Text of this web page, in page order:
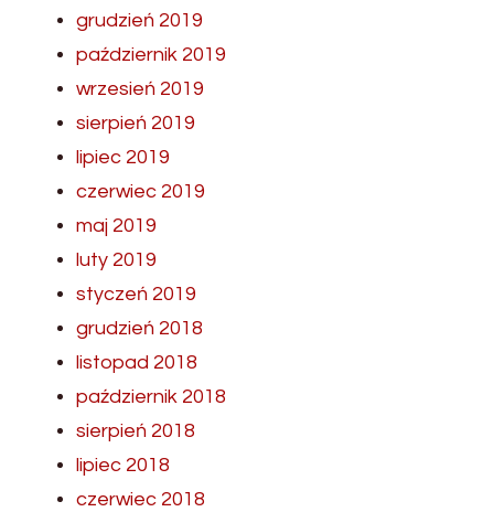
grudzień 2019
październik 2019
wrzesień 2019
sierpień 2019
lipiec 2019
czerwiec 2019
maj 2019
luty 2019
styczeń 2019
grudzień 2018
listopad 2018
październik 2018
sierpień 2018
lipiec 2018
czerwiec 2018